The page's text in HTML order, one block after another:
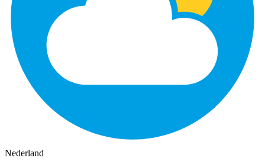
Nederland